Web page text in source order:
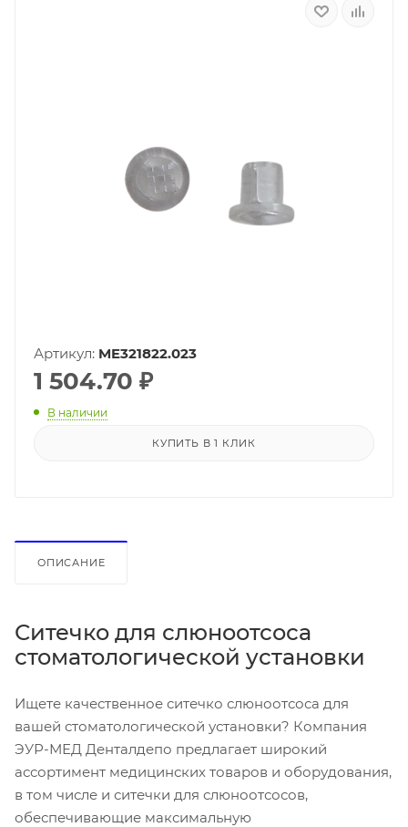
Артикул: ME321822.023
1 504.70 ₽
В наличии
КУПИТЬ В 1 КЛИК
ОПИСАНИЕ
Ситечко для слюноотсоса
стоматологической установки
Ищете качественное ситечко слюноотсоса для
вашей стоматологической установки? Компания
ЭУР-МЕД Денталдепо предлагает широкий
ассортимент медицинских товаров и оборудования,
в том числе и ситечки для слюноотсосов,
обеспечивающие максимальную